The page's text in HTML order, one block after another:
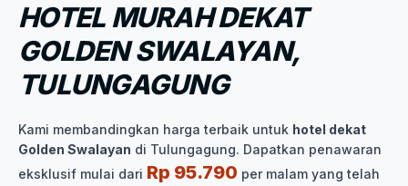
HOTEL MURAH DEKAT
GOLDEN SWALAYAN,
TULUNGAGUNG
Kami membandingkan harga terbaik untuk hotel dekat
Golden Swalayan di Tulungagung. Dapatkan penawaran
eksklusif mulai dari Rp 95.790 per malam yang telah